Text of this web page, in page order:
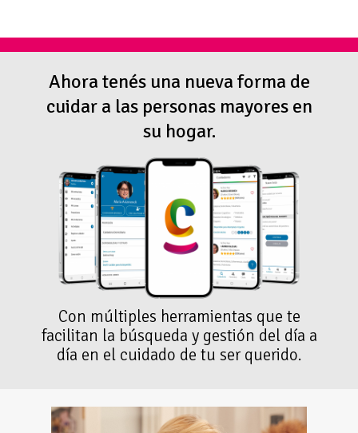
Ahora tenés una nueva forma de
cuidar a las personas mayores en
su hogar.
Con múltiples herramientas que te
facilitan la búsqueda y gestión del día a
día en el cuidado de tu ser querido.